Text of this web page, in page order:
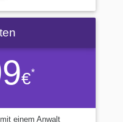
€*
einem Anwalt